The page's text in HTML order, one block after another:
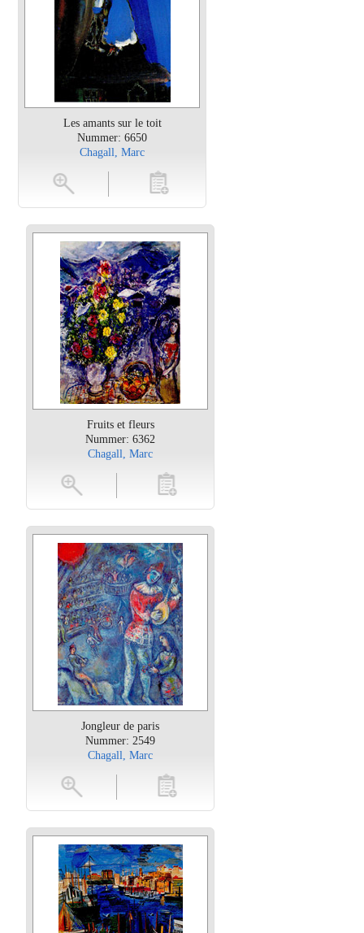
Les amants sur le toit
Nummer: 6650
Chagall, Marc
toevoegen
Fruits et fleurs
Nummer: 6362
Chagall, Marc
toevoegen
Jongleur de paris
Nummer: 2549
Chagall, Marc
toevoegen